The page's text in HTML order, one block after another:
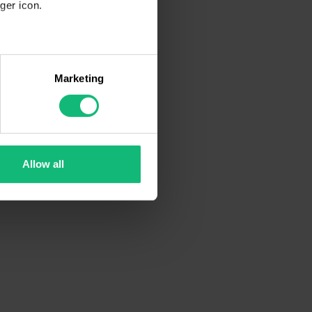
icon.
meters
who may combine it with
Marketing
Allow all